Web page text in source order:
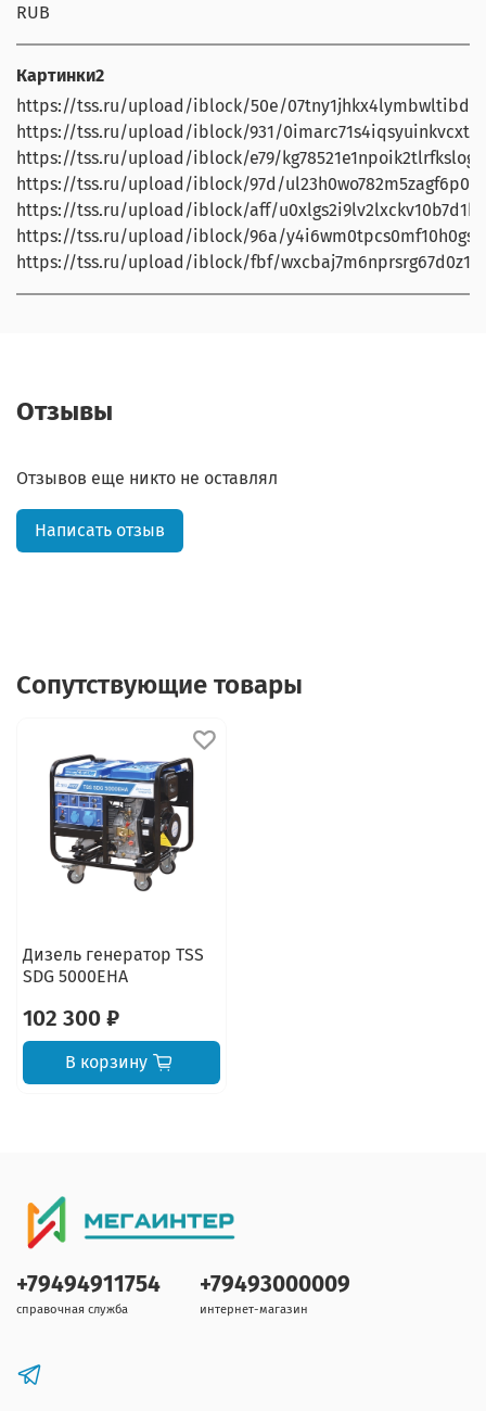
RUB
Картинки2
https://tss.ru/upload/iblock/50e/
https://tss.ru/upload/iblock/931/
https://tss.ru/upload/iblock/e79/
https://tss.ru/upload/iblock/97d/
https://tss.ru/upload/iblock/aff/
https://tss.ru/upload/iblock/96a/
https://tss.ru/upload/iblock/fbf/
Отзывы
Отзывов еще никто не оставлял
Написать отзыв
Сопутствующие товары
Дизель генератор TSS
SDG 5000EHA
102 300 ₽
В корзину
+79494911754
справочная служба
+79493000009
интернет-магазин